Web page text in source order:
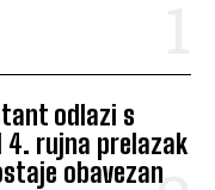
odlazi s
4. rujna prelazak
obavezan